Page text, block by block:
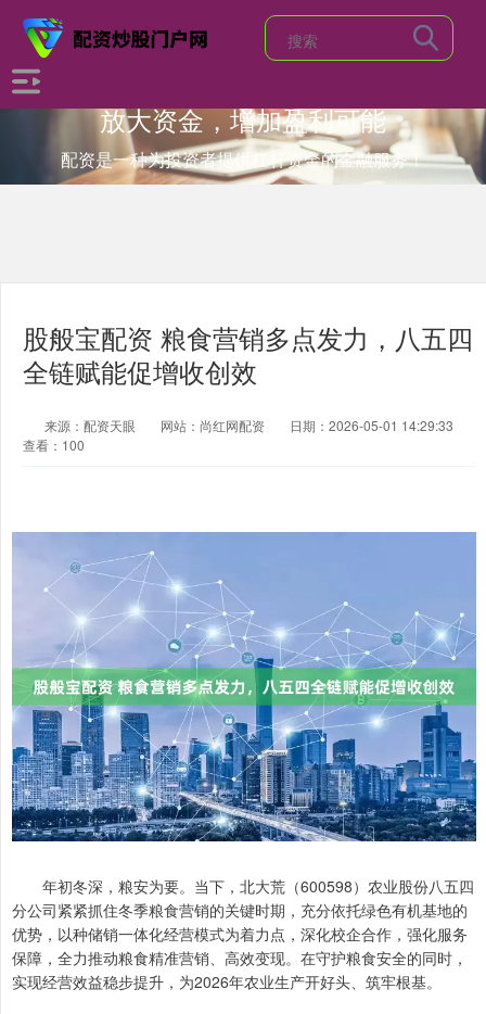
放大资金，增加盈利可能
配资是一种为投资者提供杠杆资金的金融服务！
股般宝配资 粮食营销多点发力，八五四
全链赋能促增收创效
来源：配资天眼 网站：尚红网配资
日期：2026-05-01 14:29:33
查看：100
年初冬深，粮安为要。当下，北大荒（600598）农业股份八五四
分公司紧紧抓住冬季粮食营销的关键时期，充分依托绿色有机基地的
优势，以种储销一体化经营模式为着力点，深化校企合作，强化服务
保障，全力推动粮食精准营销、高效变现。在守护粮食安全的同时，
实现经营效益稳步提升，为2026年农业生产开好头、筑牢根基。